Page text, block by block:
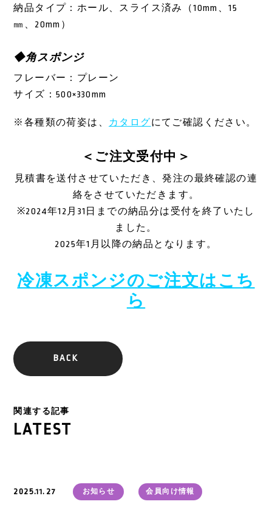
納品タイプ：ホール、スライス済み（10mm、15
㎜、20mm）
◆角スポンジ
フレーバー：プレーン
サイズ：500×330mm
※各種類の荷姿は、 カタログにてご確認ください。
＜ご注文受付中＞
見積書を送付させていただき、発注の最終確認の連
絡をさせていただきます。
※2024年12月31日までの納品分は受付を終了いたし
ました。
2025年1月以降の納品となります。
冷凍スポンジのご注文はこち
ら
BACK
関連する記事
LATEST
2025.11.27 お知らせ 会員向け情報